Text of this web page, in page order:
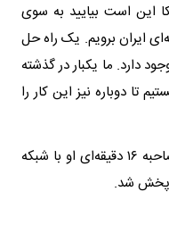
این است بیایید به سوی
ایران برویم. یک راه حل
دارد. ما یکبار در گذشته
تا دوباره نیز این کار را
گفتنی است این سخنان عراقچی در مصاحبه ۱۶ دقیقه‌ای او با شبکه
پخش شد.